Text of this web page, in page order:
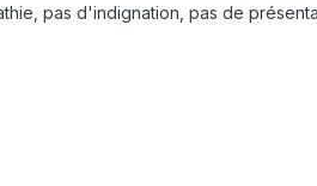
pas d'indignation, pas de